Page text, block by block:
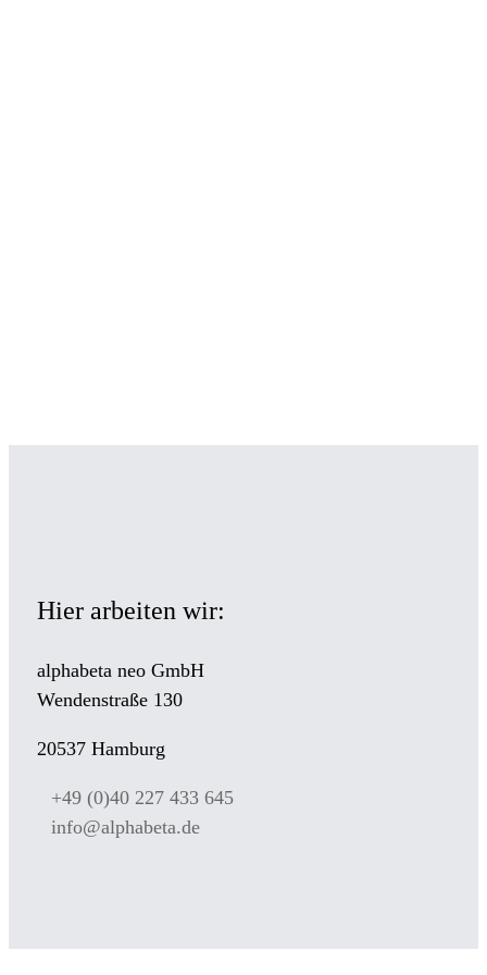
Hier arbeiten wir:
alphabeta neo GmbH
Wendenstraße 130
20537 Hamburg
+49 (0)40 227 433 645
info@alphabeta.de